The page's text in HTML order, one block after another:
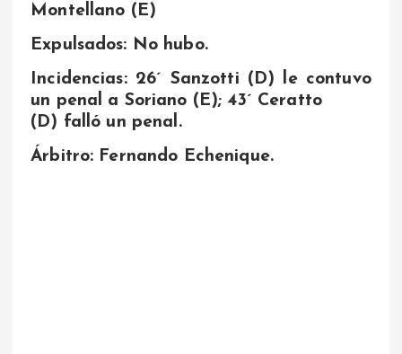
Montellano (E)
Expulsados: No hubo.
Incidencias: 26´ Sanzotti (D) le contuvo
un penal a Soriano (E); 43´ Ceratto
(D) falló un penal.
Árbitro: Fernando Echenique.